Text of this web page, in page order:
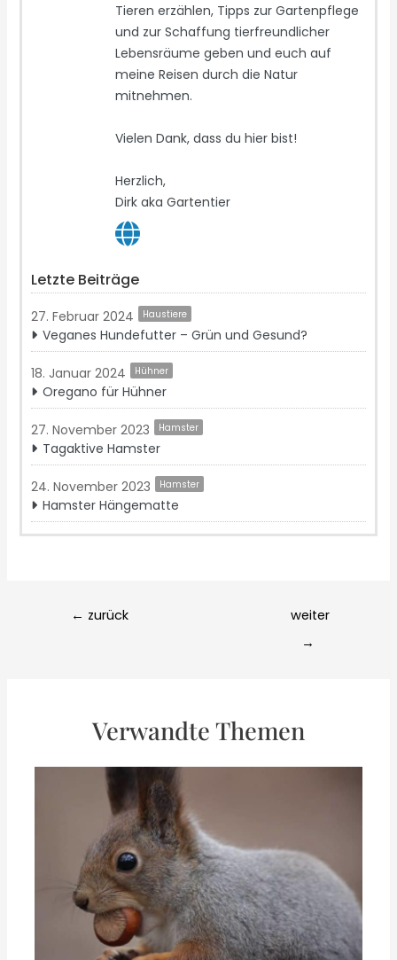
Tieren erzählen, Tipps zur Gartenpflege
und zur Schaffung tierfreundlicher
Lebensräume geben und euch auf
meine Reisen durch die Natur
mitnehmen.
Vielen Dank, dass du hier bist!
Herzlich,
Dirk aka Gartentier
Letzte Beiträge
27. Februar 2024 Haustiere
Veganes Hundefutter – Grün und Gesund?
18. Januar 2024 Hühner
Oregano für Hühner
27. November 2023 Hamster
Tagaktive Hamster
24. November 2023 Hamster
Hamster Hängematte
← zurück
weiter
→
Verwandte Themen